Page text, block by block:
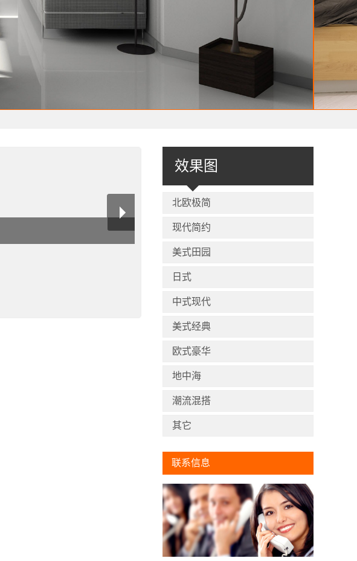
效果图
北欧极简
现代简约
美式田园
日式
中式现代
美式经典
欧式豪华
地中海
潮流混搭
其它
联系信息